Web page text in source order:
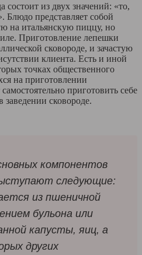
состоит из двух значений: «то,
представляет собой
на итальянскую пиццу, но
Приготовление лепешки
сковороде, и зачастую
клиента. Есть и иной
точках общественного
на приготовлении
приготовить себе
сковороде.
компонентов
следующие:
из пшеничной
бульона или
капусты, яиц, а
других